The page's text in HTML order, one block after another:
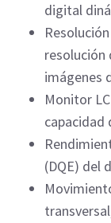
digital
resolución
imágenes
Monitor
capacidad
(DQE) del